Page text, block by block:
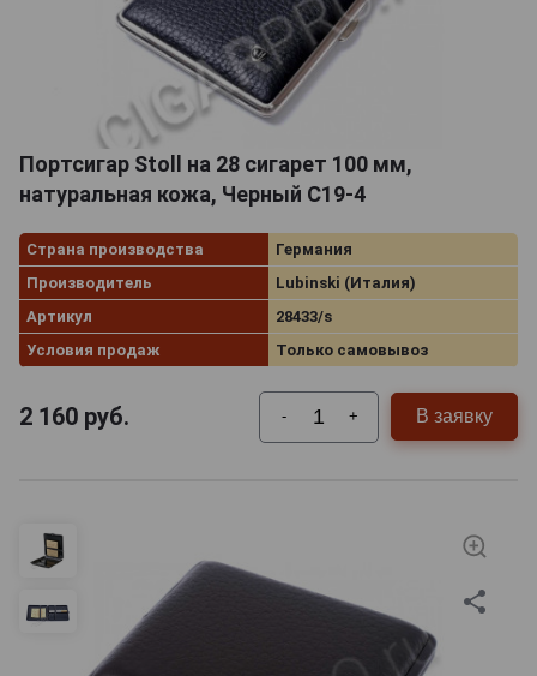
Портсигар Stoll на 28 сигарет 100 мм,
натуральная кожа, Черный C19-4
Страна производства
Германия
Производитель
Lubinski (Италия)
Артикул
28433/s
Условия продаж
Только самовывоз
2 160 руб. - + В заявку